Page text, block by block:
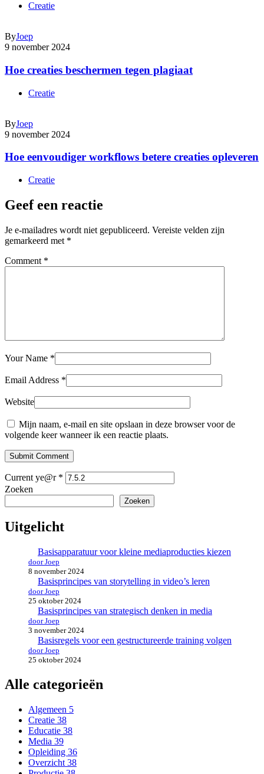
Creatie
ByJoep
9 november 2024
Hoe creaties beschermen tegen plagiaat
Creatie
ByJoep
9 november 2024
Hoe eenvoudiger workflows betere creaties opleveren
Creatie
Geef een reactie
Je e-mailadres wordt niet gepubliceerd. Vereiste velden zijn
gemarkeerd met *
Comment *
Your Name *
Email Address *
Website
Mijn naam, e-mail en site opslaan in deze browser voor de
volgende keer wanneer ik een reactie plaats.
Submit Comment
Current ye@r *
Zoeken
Zoeken
Uitgelicht
Basisapparatuur voor kleine mediaproducties kiezen
door Joep
8 november 2024
Basisprincipes van storytelling in video’s leren
door Joep
25 oktober 2024
Basisprincipes van strategisch denken in media
door Joep
3 november 2024
Basisregels voor een gestructureerde training volgen
door Joep
25 oktober 2024
Alle categorieën
Algemeen 5
Creatie 38
Educatie 38
Media 39
Opleiding 36
Overzicht 38